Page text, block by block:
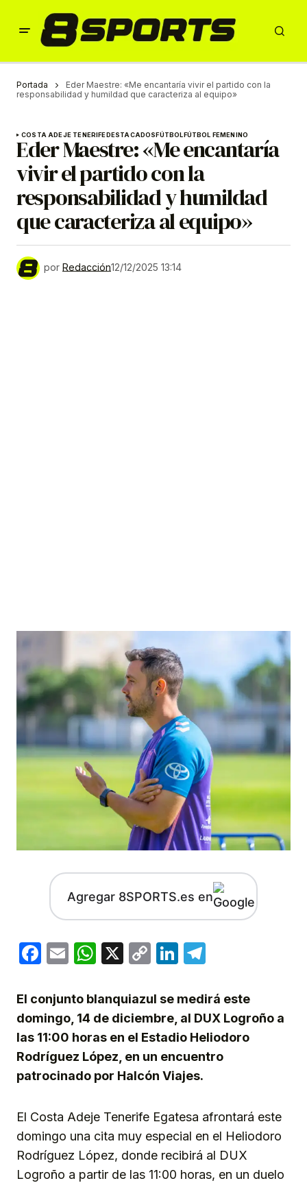
Portada
Eder Maestre: «Me encantaría vivir el partido con la
responsabilidad y humildad que caracteriza al equipo»
COSTA ADEJE TENERIFEDESTACADOSFÚTBOLFÚTBOL FEMENINO
Eder Maestre: «Me encantaría
vivir el partido con la
responsabilidad y humildad
que caracteriza al equipo»
por Redacción12/12/2025 13:14
Agregar 8SPORTS.es en
Facebook
EmailWhatsApp
X
CopyLinkedIn
El conjunto blanquiazul se medirá este
domingo, 14 de diciembre, al DUX Logroño a
las 11:00 horas en el Estadio Heliodoro
Rodríguez López, en un encuentro
patrocinado por Halcón Viajes.
El Costa Adeje Tenerife Egatesa afrontará este
domingo una cita muy especial en el Heliodoro
Rodríguez López, donde recibirá al DUX
Logroño a partir de las 11:00 horas, en un duelo